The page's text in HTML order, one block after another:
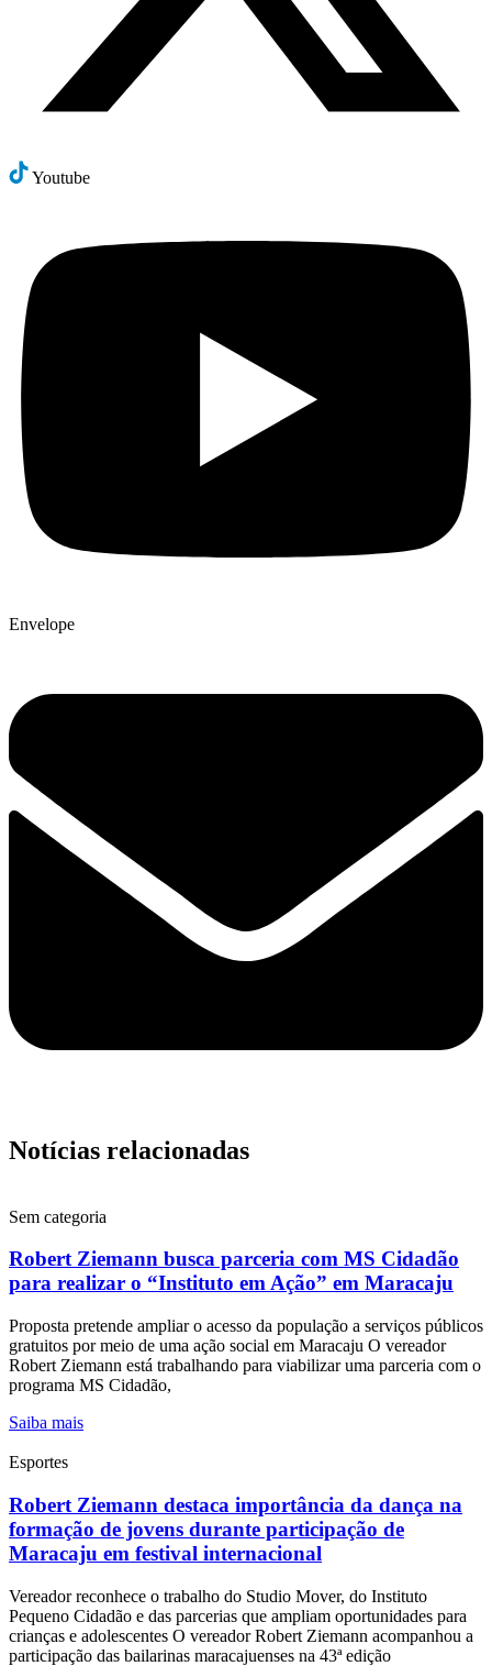
Youtube
Envelope
Notícias relacionadas
Sem categoria
Robert Ziemann busca parceria com MS Cidadão
para realizar o “Instituto em Ação” em Maracaju
Proposta pretende ampliar o acesso da população a serviços públicos
gratuitos por meio de uma ação social em Maracaju O vereador
Robert Ziemann está trabalhando para viabilizar uma parceria com o
programa MS Cidadão,
Saiba mais
Esportes
Robert Ziemann destaca importância da dança na
formação de jovens durante participação de
Maracaju em festival internacional
Vereador reconhece o trabalho do Studio Mover, do Instituto
Pequeno Cidadão e das parcerias que ampliam oportunidades para
crianças e adolescentes O vereador Robert Ziemann acompanhou a
participação das bailarinas maracajuenses na 43ª edição